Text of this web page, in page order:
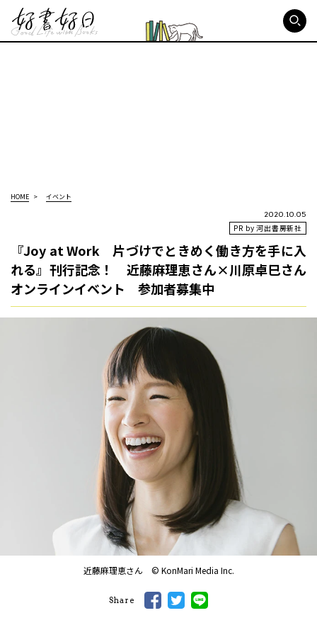
HOME イベント
PR by 河出書房新社
2020.10.05
『Joy at Work 片づけでときめく働き方を手に入
れる』刊行記念！ 近藤麻理恵さん×川原卓巳さん
オンラインイベント 参加者募集中
近藤麻理恵さん © KonMari Media Inc.
Share